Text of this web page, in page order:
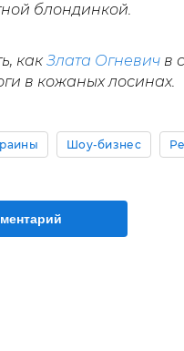
блондинкой.
какЗлата Огневичв
в кожаных лосинах.
Шоу-бизнес